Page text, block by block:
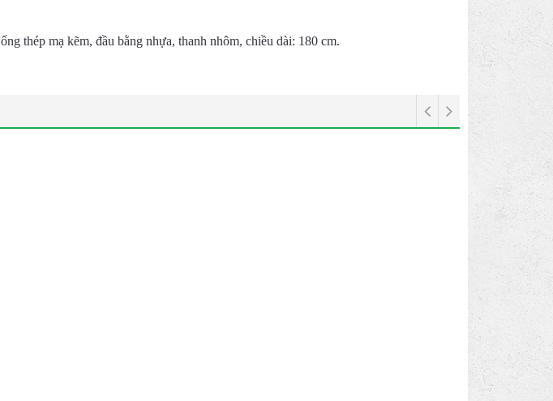
ống thép mạ kẽm, đầu bằng nhựa, thanh nhôm, chiều dài: 180 cm.